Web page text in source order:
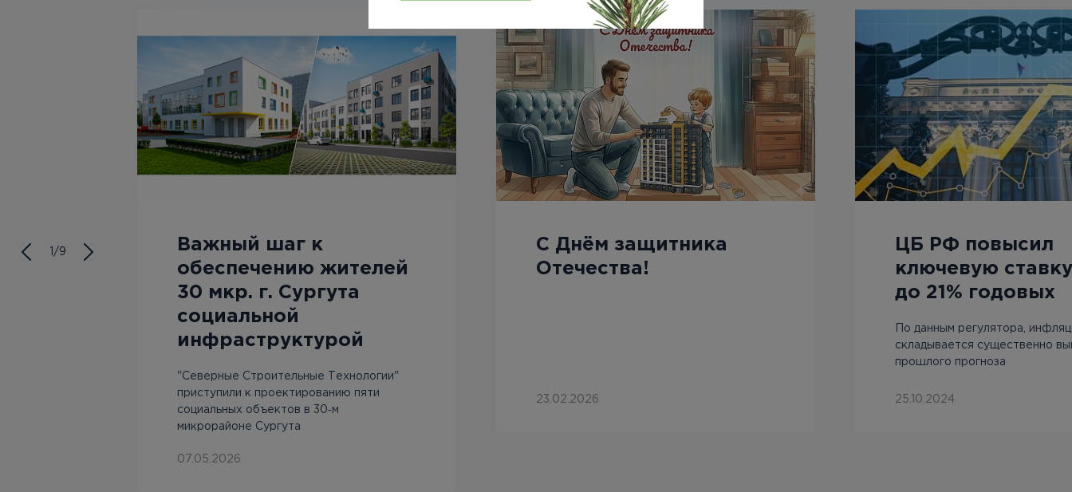
1/9
Важный шаг к
обеспечению жителей
30 мкр. г. Сургута
социальной
инфраструктурой
"Северные Строительные Технологии"
приступили к проектированию пяти
социальных объектов в 30‑м
микрорайоне Сургута
07.05.2026
С Днём защитника
Отечества!
23.02.2026
ЦБ РФ повысил
ключевую ставку
до 21% годовых
По данным регулятора,
складывается существенно
прошлого прогноза
25.10.2024